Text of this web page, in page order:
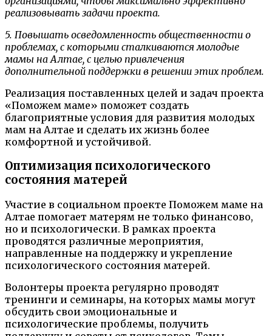
реализовывать задачи проекта.
5. Повышать осведомленность общественности о
проблемах, с которыми сталкиваются молодые
мамы на Алтае, с целью привлечения
дополнительной поддержки в решении этих проблем.
Реализация поставленных целей и задач проекта
«Поможем маме» поможет создать
благоприятные условия для развития молодых
мам на Алтае и сделать их жизнь более
комфортной и устойчивой.
Оптимизация психологического
состояния матерей
Участие в социальном проекте Поможем маме на
Алтае помогает матерям не только финансово,
но и психологически. В рамках проекта
проводятся различные мероприятия,
направленные на поддержку и укрепление
психологического состояния матерей.
Волонтеры проекта регулярно проводят
тренинги и семинары, на которых мамы могут
обсудить свои эмоциональные и
психологические проблемы, получить